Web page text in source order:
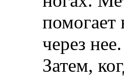
помогает
через нее.
Затем,